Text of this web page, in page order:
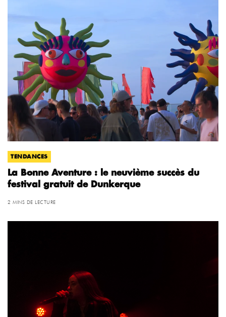
TENDANCES
La Bonne Aventure : le neuvième succès du
festival gratuit de Dunkerque
2 MINS DE LECTURE